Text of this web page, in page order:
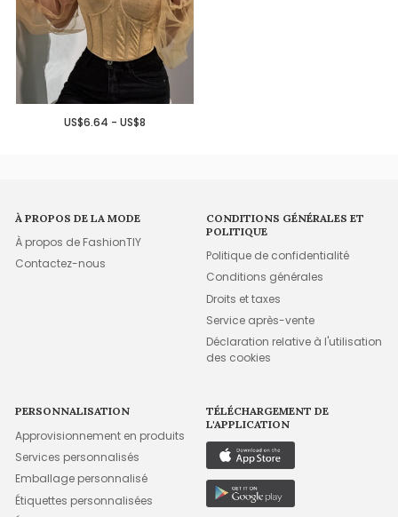
US$6.64 - US$8
À PROPOS DE LA MODE
À propos de FashionTIY
Contactez-nous
CONDITIONS GÉNÉRALES ET
POLITIQUE
Politique de confidentialité
Conditions générales
Droits et taxes
Service après-vente
Déclaration relative à l'utilisation
des cookies
PERSONNALISATION
Approvisionnement en produits
Services personnalisés
Emballage personnalisé
Étiquettes personnalisées
TÉLÉCHARGEMENT DE
L'APPLICATION